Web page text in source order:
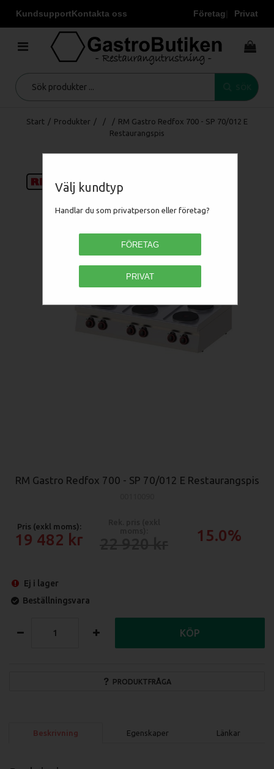
KundsupportKontakta oss Företag Privat
Välj kundtyp
Handlar du som privatperson eller företag?
FÖRETAG
PRIVAT
Start / Produkter / / / RM Gastro Redfox 700 - SP 70/012 E
Restaurangspis
RM Gastro Redfox 700 - SP 70/012 E Restaurangspis
Pris (exkl moms):
19 482 15.0%
Ej i lager
Beställningsvara
PRODUKTFRÅGA
KÖP
Beskrivning Egenskaper Länkar